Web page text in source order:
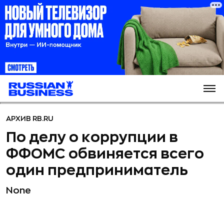
АРХИВ RB.RU
По делу о коррупции в
ФФОМС обвиняется всего
один предприниматель
None